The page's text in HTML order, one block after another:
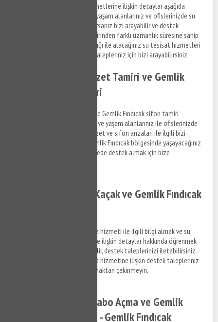
Gemlik Fındıcak su tesisat hizmetlerine ilişkin detaylar aşağıda
Denizlilandığı şekildedir. Sizde yaşam alanlarınız ve ofislerinizde su
tesisat ile ilgili bir arıza yaşıyorsanız bizi arayabilir ve destek
taleplerinizi iletebilirsiniz. Birbirinden farklı uzmanlık süresine sahip
anlaşmalı iş ortaklarımız aracılığı ile alacağınız su tesisat hizmetleri
ile ilgili bilgi almak ve destek talepleriniz için bizi arayabilirsiniz.
Gemlik Fındıcak Klozet Tamiri ve Gemlik
Fındıcak Sifon Tamiri
Gemlik Fındıcak klozet tamiri ve Gemlik Fındıcak sifon tamiri
hizmetlerine ilişkin bilgi almak ve yaşam alanlarınız ile ofislerinizde
meydana gelen su tesisat, klozet ve sifon arızaları ile ilgili bizi
arayabilir, bilgi alabilirsiniz. Gemlik Fındıcak bölgesinde yaşayacağınız
su tesisat arızaları için kısa sürede destek almak için bize
Gemlik Fındıcak Su Kaçak ve Gemlik Fındıcak
Gemlik Fındıcak su kaçak bulma hizmeti ile ilgili bilgi almak ve su
kaçak tespit tamir hizmetlerine ilişkin detaylar hakkında öğrenmek
istediğiniz konuları bize sorabilir, destek taleplerinizi iletebilirsiniz.
Gemlik Fındıcak su kaçak bulma hizmetine ilişkin destek talepleriniz
hakkında bizimle bağlantı kurmaktan çekinmeyin.
Gemlik Fındıcak Lavabo Açma ve Gemlik
Fındıcak Gider Açma - Gemlik Fındıcak